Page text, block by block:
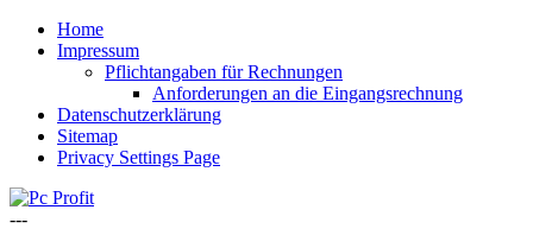
Home
Impressum
Pflichtangaben für Rechnungen
Anforderungen an die Eingangsrechnung
Datenschutzerklärung
Sitemap
Privacy Settings Page
---